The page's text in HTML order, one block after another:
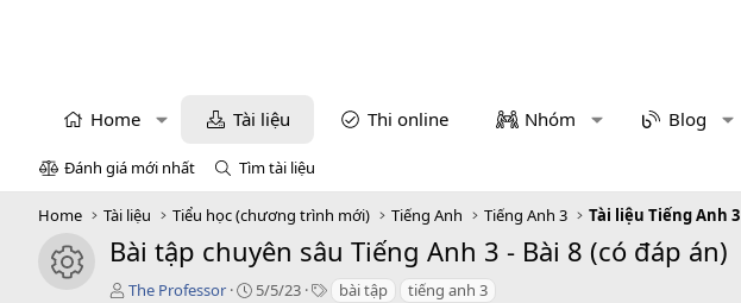
Home Tài liệu Thi online Nhóm Blog
Đánh giá mới nhất Tìm tài liệu
Home Tài liệu Tiểu học (chương trình mới) Tiếng Anh Tiếng Anh 3 Tài liệu Tiếng Anh 3
icon tài liệu
Bài tập chuyên sâu Tiếng Anh 3 - Bài 8 (có đáp án)
T
The Professor
C
5/5/23
T bài tập tiếng anh 3